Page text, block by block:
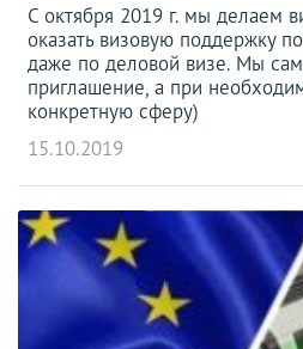
С октября 2019 г. мы делаем
оказать визовую поддержку
даже по деловой визе. Мы
приглашение, а при
конкретную сферу)
15.10.2019